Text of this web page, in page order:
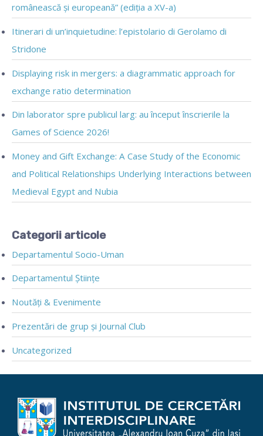
românească și europeană” (ediția a XV-a)
Itinerari di un’inquietudine: l’epistolario di Gerolamo di
Stridone
Displaying risk in mergers: a diagrammatic approach for
exchange ratio determination
Din laborator spre publicul larg: au început înscrierile la
Games of Science 2026!
Money and Gift Exchange: A Case Study of the Economic
and Political Relationships Underlying Interactions between
Medieval Egypt and Nubia
Categorii articole
Departamentul Socio-Uman
Departamentul Științe
Noutăți & Evenimente
Prezentări de grup și Journal Club
Uncategorized